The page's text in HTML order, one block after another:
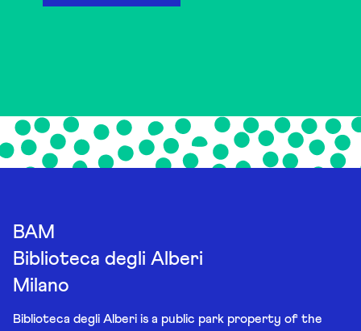
BAM
Biblioteca degli Alberi
Milano
Biblioteca degli Alberi is a public park property of the